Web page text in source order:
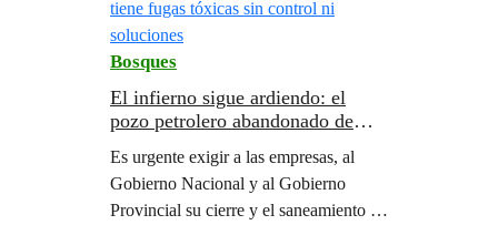
Bosques
El infierno sigue ardiendo: el
pozo petrolero abandonado de
sin control ni soluciones
Es urgente exigir a las empresas, al
Gobierno Nacional y al Gobierno
Provincial su cierre y el saneamiento de